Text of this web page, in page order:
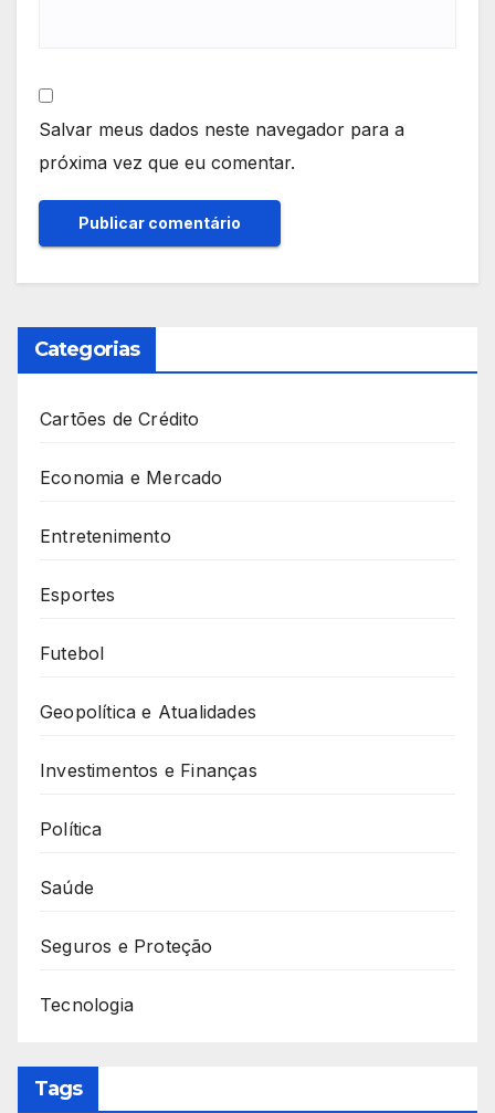
Salvar meus dados neste navegador para a
próxima vez que eu comentar.
Categorias
Cartões de Crédito
Economia e Mercado
Entretenimento
Esportes
Futebol
Geopolítica e Atualidades
Investimentos e Finanças
Política
Saúde
Seguros e Proteção
Tecnologia
Tags